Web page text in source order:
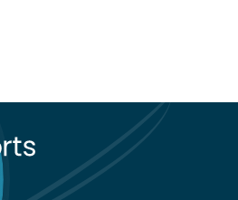
Produktidee “Flexi-Nuggets”
und
den Forschungskreis der
(FEI) ausgerichtet. “Flexi-
Lebensmittel, die